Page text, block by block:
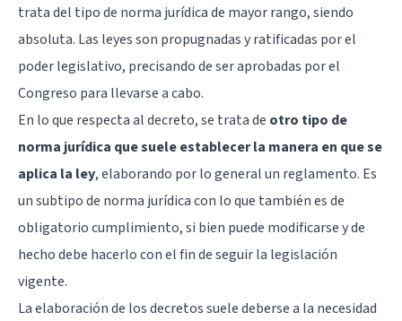
trata del tipo de norma jurídica de mayor rango, siendo
absoluta. Las leyes son propugnadas y ratificadas por el
poder legislativo, precisando de ser aprobadas por el
Congreso para llevarse a cabo.
En lo que respecta al decreto, se trata de otro tipo de
norma jurídica que suele establecer la manera en que se
aplica la ley, elaborando por lo general un reglamento. Es
un subtipo de norma jurídica con lo que también es de
obligatorio cumplimiento, si bien puede modificarse y de
hecho debe hacerlo con el fin de seguir la legislación
vigente.
La elaboración de los decretos suele deberse a la necesidad